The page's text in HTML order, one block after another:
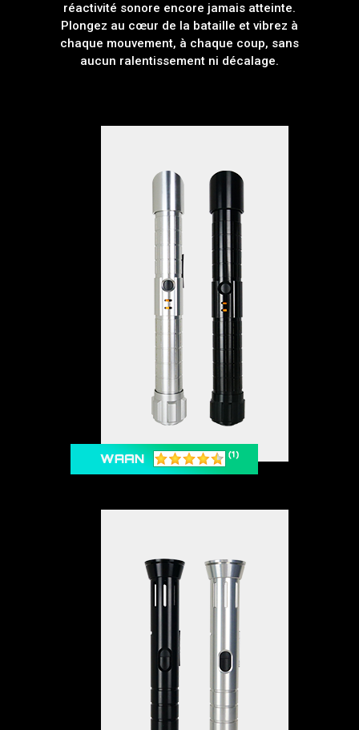
réactivité sonore encore jamais atteinte.
Plongez au cœur de la bataille et vibrez à
chaque mouvement, à chaque coup, sans
aucun ralentissement ni décalage.